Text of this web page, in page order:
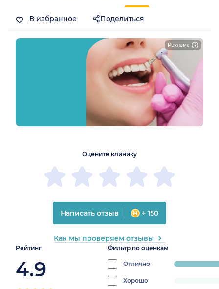
Реклама
В избранное Поделиться
Рейтинг
4.9
Фильтр по оценкам
Отлично
progress:
Хорошо
Оцените клинику
Написать отзыв + 150
Как мы проверяем отзывы